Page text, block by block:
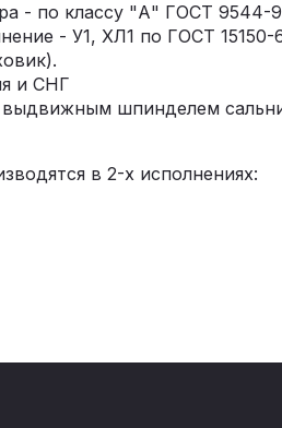
- по классу "А" ГОСТ 9544-
- У1, ХЛ1 по ГОСТ 15150-
и СНГ
шпинделем
в 2-х исполнениях: